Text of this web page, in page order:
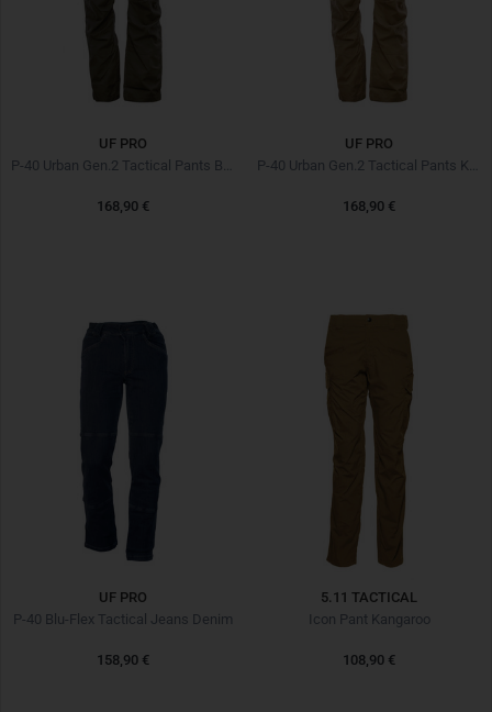
UF PRO
P-40 Urban Gen.2 Tactical Pants Brown Grey
168,90 €
UF PRO
P-40 Urban Gen.2 Tactical Pants Kangaroo
168,90 €
UF PRO
P-40 Blu-Flex Tactical Jeans Denim
158,90 €
5.11 TACTICAL
Icon Pant Kangaroo
108,90 €